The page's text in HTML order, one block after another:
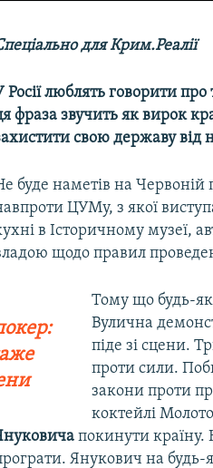
для Крим.Реалії
Росії люблять говорити
фраза звучить як вирок
свою державу від
буде наметів на Червоній
ЦУМу, з якої
в Історичному музеї,
щодо правил
Тому що будь-
Вулична
піде зі сцени.
проти сили.
закони проти
коктейлі
покинути країну.
Янукович на будь-